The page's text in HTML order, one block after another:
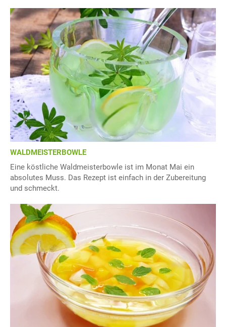
WALDMEISTERBOWLE
Eine köstliche Waldmeisterbowle ist im Monat Mai ein
absolutes Muss. Das Rezept ist einfach in der Zubereitung
und schmeckt.